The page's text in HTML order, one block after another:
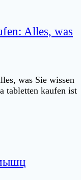
Alles, was
was Sie wissen
tabletten kaufen ist